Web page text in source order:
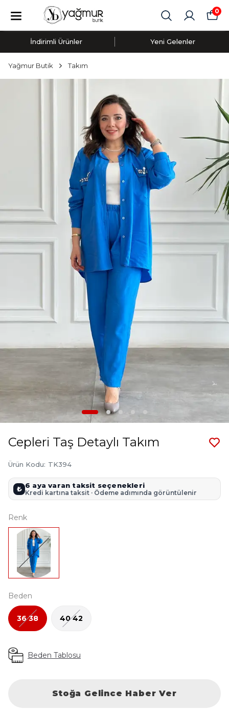
0
İndirimli Ürünler Yeni Gelenler
Yağmur Butik Takım
Cepleri Taş Detaylı Takım
Ürün Kodu: TK394
₺ 6 aya varan taksit seçenekleri
Kredi kartına taksit · Ödeme adımında görüntülenir
Renk
Beden
36 38 40 42
Beden Tablosu
Stoğa Gelince Haber Ver